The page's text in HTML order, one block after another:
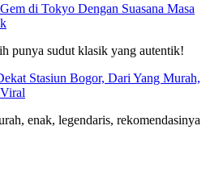
di Tokyo Dengan Suasana Masa
punya sudut klasik yang autentik!
Stasiun Bogor, Dari Yang Murah,
enak, legendaris, rekomendasinya